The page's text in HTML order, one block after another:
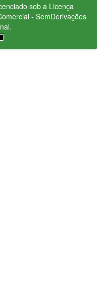
sob a Licença
- SemDerivações